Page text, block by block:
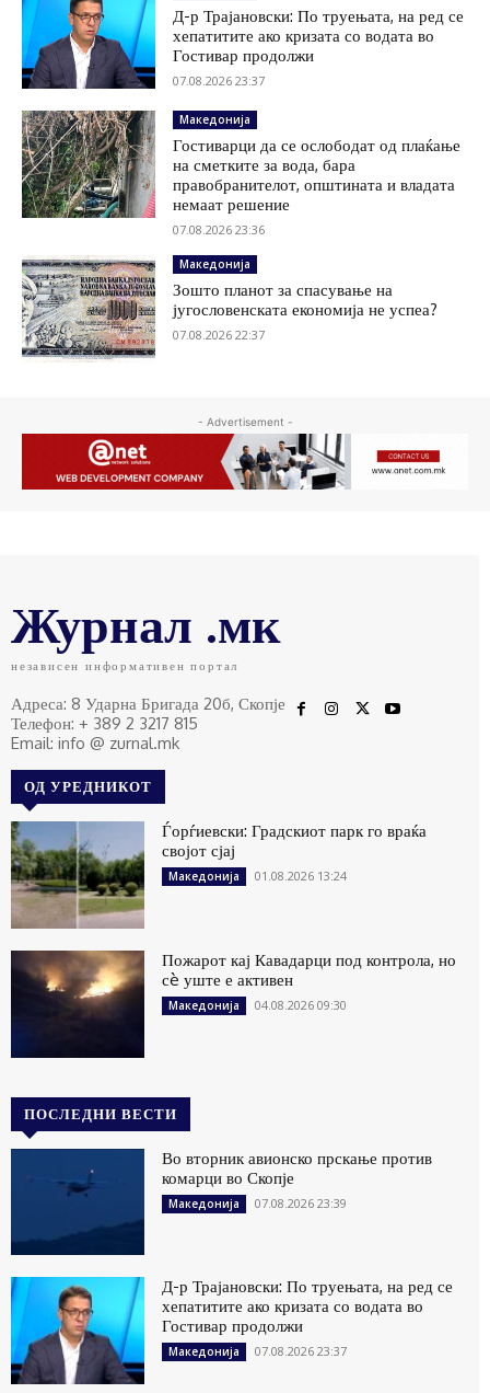
Д-р Трајановски: По труењата, на ред се
хепатитите ако кризата со водата во
Гостивар продолжи
07.08.2026 23:37
Македонија
Гостиварци да се ослободат од плаќање
на сметките за вода, бара
правобранителот, општината и владата
немаат решение
07.08.2026 23:36
Македонија
Зошто планот за спасување на
југословенската економија не успеа?
07.08.2026 22:37
- Advertisement -
Журнал .мк
независен информативен портал
Адреса: 8 Ударна Бригада 20б, Скопје
Телефон: + 389 2 3217 815
Email: info @ zurnal.mk
ОД УРЕДНИКОТ
Ѓорѓиевски: Градскиот парк го враќа
својот сјај
Македонија 01.08.2026 13:24
Пожарот кај Кавадарци под контрола, но
сè уште е активен
Македонија 04.08.2026 09:30
ПОСЛЕДНИ ВЕСТИ
Во вторник авионско прскање против
комарци во Скопје
Македонија 07.08.2026 23:39
Д-р Трајановски: По труењата, на ред се
хепатитите ако кризата со водата во
Гостивар продолжи
Македонија 07.08.2026 23:37